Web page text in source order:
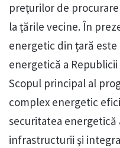
preţurilor de
la țările vecine. În
energetic din țară
energetică a
Scopul principal al
complex energetic
securitatea
infrastructurii şi